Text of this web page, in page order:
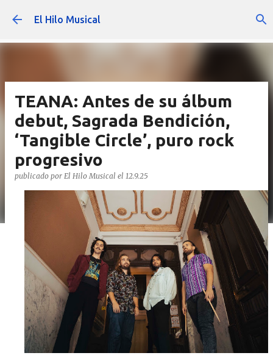
Ir al contenido principal
El Hilo Musical
TEANA: Antes de su álbum
debut, Sagrada Bendición,
‘Tangible Circle’, puro rock
progresivo
publicado por El Hilo Musical el 12.9.25